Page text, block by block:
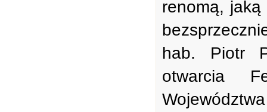
renomą,
hab. Piotr
otwarcia